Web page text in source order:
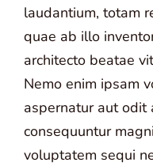
laudantium, totam
quae ab illo
architecto beatae
Nemo enim ipsam
aspernatur aut odit
consequuntur
voluptatem sequi